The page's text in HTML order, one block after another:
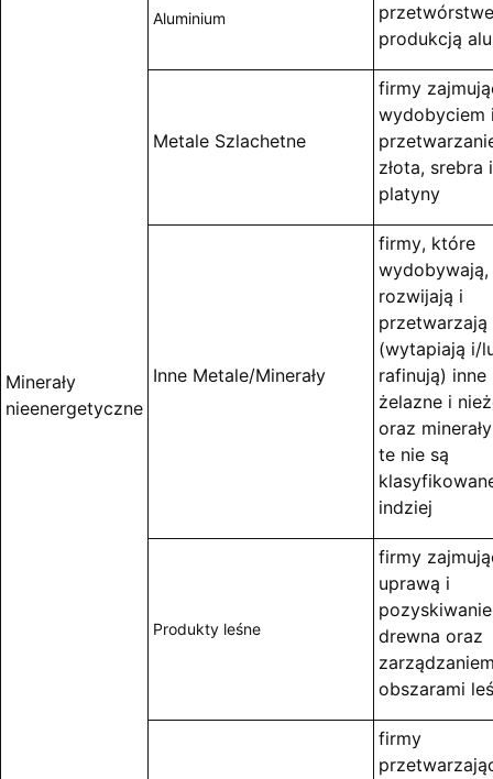
Minerały
nieenergetyczne
Aluminium
produkcją
Metale Szlachetne
firmy
wydobyciem
złota, srebra i
platyny
Inne Metale/Minerały
firmy, które
wydobywają,
rozwijają i
przetwarzają
(wytapiają i/
rafinują) inne
żelazne i
oraz
te nie są
indziej
Produkty leśne
firmy
uprawą i
drewna oraz
obszarami
firmy